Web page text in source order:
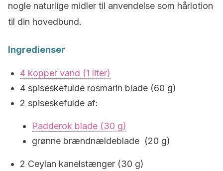
nogle naturlige midler til anvendelse som hårlotion
til din hovedbund.
Ingredienser
4 kopper vand (1 liter)
4 spiseskefulde rosmarin blade (60 g)
2 spiseskefulde af:
Padderok blade (30 g)
grønne brændnældeblade (20 g)
2 Ceylan kanelstænger (30 g)